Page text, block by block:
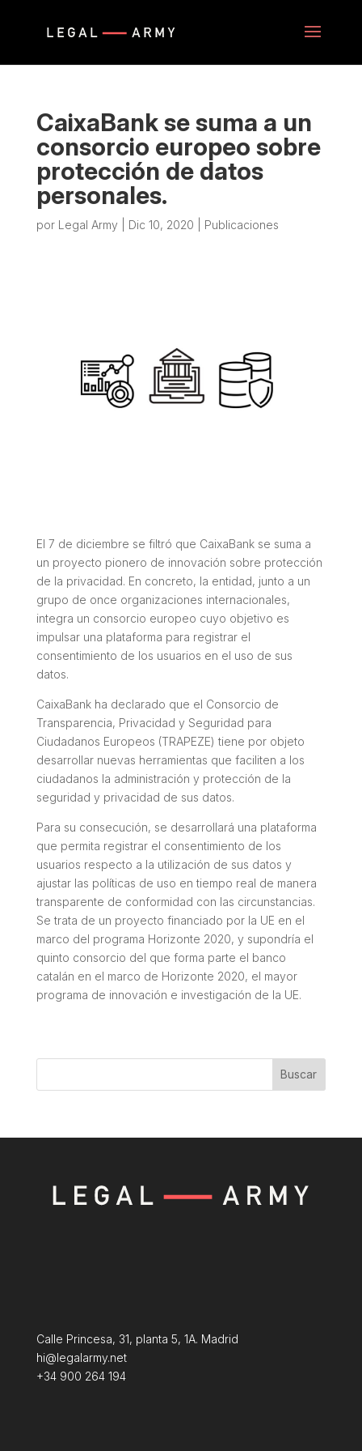
CaixaBank se suma a un
consorcio europeo sobre
protección de datos
personales.
por Legal Army Dic 10, 2020 Publicaciones
El 7 de diciembre se filtró que CaixaBank se suma a
un proyecto pionero de innovación sobre protección
de la privacidad. En concreto, la entidad, junto a un
grupo de once organizaciones internacionales,
integra un consorcio europeo cuyo objetivo es
impulsar una plataforma para registrar el
consentimiento de los usuarios en el uso de sus
datos.
CaixaBank ha declarado que el Consorcio de
Transparencia, Privacidad y Seguridad para
Ciudadanos Europeos (TRAPEZE) tiene por objeto
desarrollar nuevas herramientas que faciliten a los
ciudadanos la administración y protección de la
seguridad y privacidad de sus datos.
Para su consecución, se desarrollará una plataforma
que permita registrar el consentimiento de los
usuarios respecto a la utilización de sus datos y
ajustar las políticas de uso en tiempo real de manera
transparente de conformidad con las circunstancias.
Se trata de un proyecto financiado por la UE en el
marco del programa Horizonte 2020, y supondría el
quinto consorcio del que forma parte el banco
catalán en el marco de Horizonte 2020, el mayor
programa de innovación e investigación de la UE.
Buscar
Calle Princesa, 31, planta 5, 1A. Madrid
hi@legalarmy.net
+34 900 264 194